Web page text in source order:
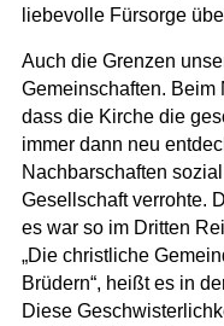
liebevolle Fürsorge
Auch die Grenzen
Gemeinschaften. Beim
dass die Kirche die
immer dann neu
Nachbarschaften
Gesellschaft verrohte.
es war so im Dritten
„Die christliche
Brüdern“, heißt es in
Diese